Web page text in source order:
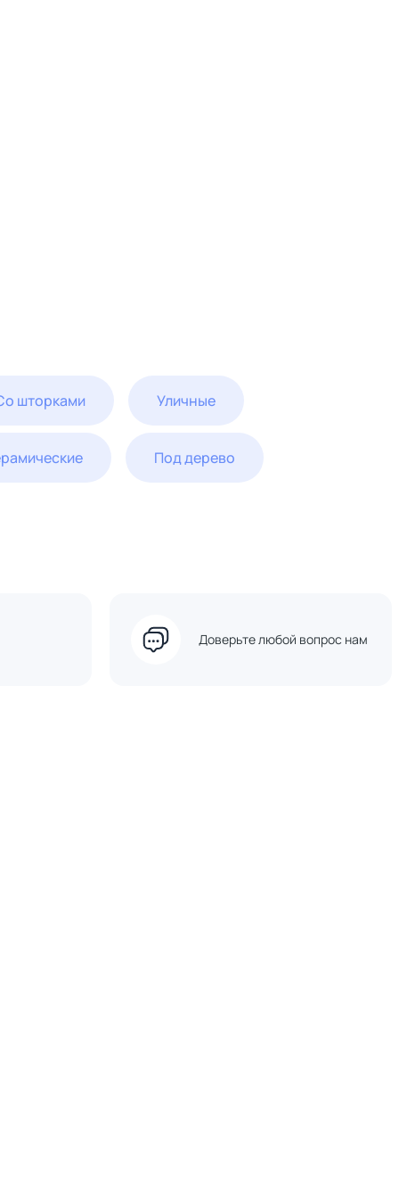
шторками Уличные
Под дерево
Доверьте любой вопрос нам